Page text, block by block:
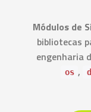
Módulos de
bibliotecas
engenharia
os ,